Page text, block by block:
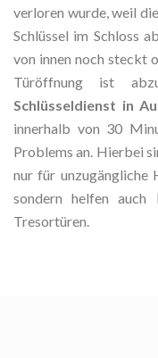
verloren wurde, weil
Schlüssel im Schloss
von innen noch steckt
Türöffnung ist
Schlüsseldienst in
innerhalb von 30
Problems an. Hierbei
nur für unzugängliche
sondern helfen auch
Tresortüren.